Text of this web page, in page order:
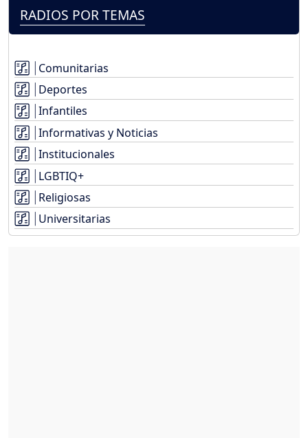
RADIOS POR TEMAS
Comunitarias
Deportes
Infantiles
Informativas y Noticias
Institucionales
LGBTIQ+
Religiosas
Universitarias